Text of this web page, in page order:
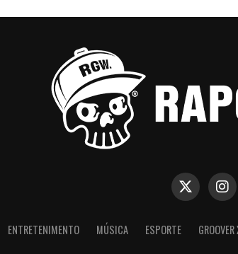
ENTRETENIMENTO MÚSICA ESPORTE